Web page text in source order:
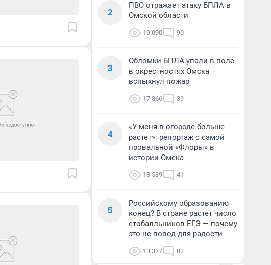
2
ПВО отражает атаку БПЛА в
Омской области
19 090 90
3
Обломки БПЛА упали в поле
в окрестностях Омска —
вспыхнул пожар
17 866 39
4
«У меня в огороде больше
растет»: репортаж с самой
провальной «Флоры» в
истории Омска
13 539 41
5
Российскому образованию
конец? В стране растет число
стобалльников ЕГЭ — почему
это не повод для радости
13 377 82